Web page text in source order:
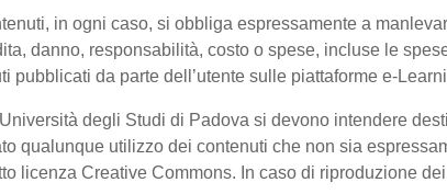
in ogni caso, si obbliga espressamente a
danno, responsabilità, costo o spese, incluse le
da parte dell’utente sulle piattaforme e-
degli Studi di Padova si devono intendere
qualunque utilizzo dei contenuti che non sia
licenza Creative Commons. In caso di riproduzione